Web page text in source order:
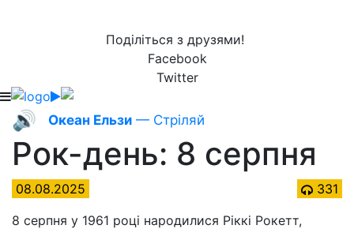
Поділіться з друзями!
Facebook
Twitter
🔊 Океан Ельзи — Стріляй
Рок-день: 8 серпня
08.08.2025
331
8 серпня у 1961 році народилися Ріккі Рокетт,